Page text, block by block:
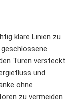
klare Linien zu
Türen versteckt
und
ohne
zu vermeiden